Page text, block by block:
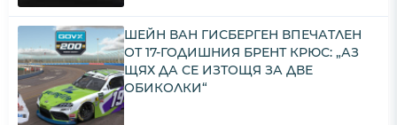
ШЕЙН ВАН ГИСБЕРГЕН ВПЕЧАТЛЕН
ОТ 17-ГОДИШНИЯ БРЕНТ КРЮС: „АЗ
ЩЯХ ДА СЕ ИЗТОЩЯ ЗА ДВЕ
ОБИКОЛКИ“